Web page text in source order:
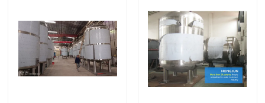
場合
産業浄水装置